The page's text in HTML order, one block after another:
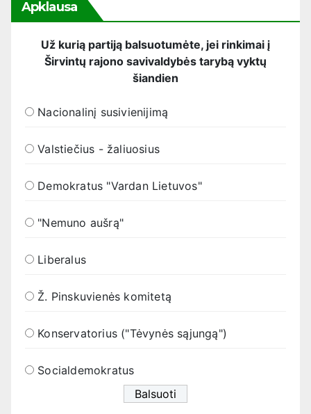
Apklausa
Už kurią partiją balsuotumėte, jei rinkimai į
Širvintų rajono savivaldybės tarybą vyktų
šiandien
Nacionalinį susivienijimą
Valstiečius - žaliuosius
Demokratus "Vardan Lietuvos"
"Nemuno aušrą"
Liberalus
Ž. Pinskuvienės komitetą
Konservatorius ("Tėvynės sąjungą")
Socialdemokratus